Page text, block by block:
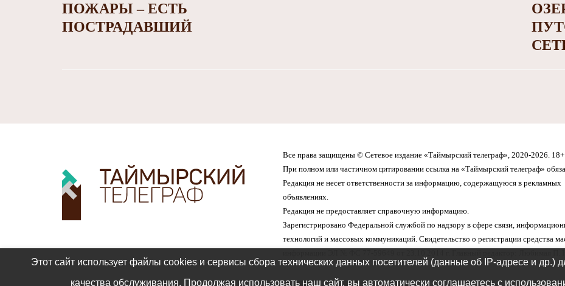
ПОЖАРЫ – ЕСТЬ
ПОСТРАДАВШИЙ
Все права защищены © Сетевое издание «Таймырский телеграф», 2020-2026. 18+
При полном или частичном цитировании ссылка на «Таймырский телеграф»
Редакция не несет ответственности за информацию, содержащуюся в рекламных
объявлениях.
Редакция не предоставляет справочную информацию.
Зарегистрировано Федеральной службой по надзору в сфере связи,
технологий и массовых коммуникаций. Свидетельство о регистрации средства
Этот сайт использует файлы cookies и сервисы сбора технических данных посетителей (данные об IP-адресе и др.)
качества обслуживания. Продолжая использовать наш сайт, вы автоматически соглашаетесь с